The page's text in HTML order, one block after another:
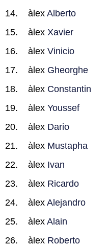
àlex Alberto
àlex Xavier
àlex Vinicio
àlex Gheorghe
àlex Constantin
àlex Youssef
àlex Dario
àlex Mustapha
àlex Ivan
àlex Ricardo
àlex Alejandro
àlex Alain
àlex Roberto